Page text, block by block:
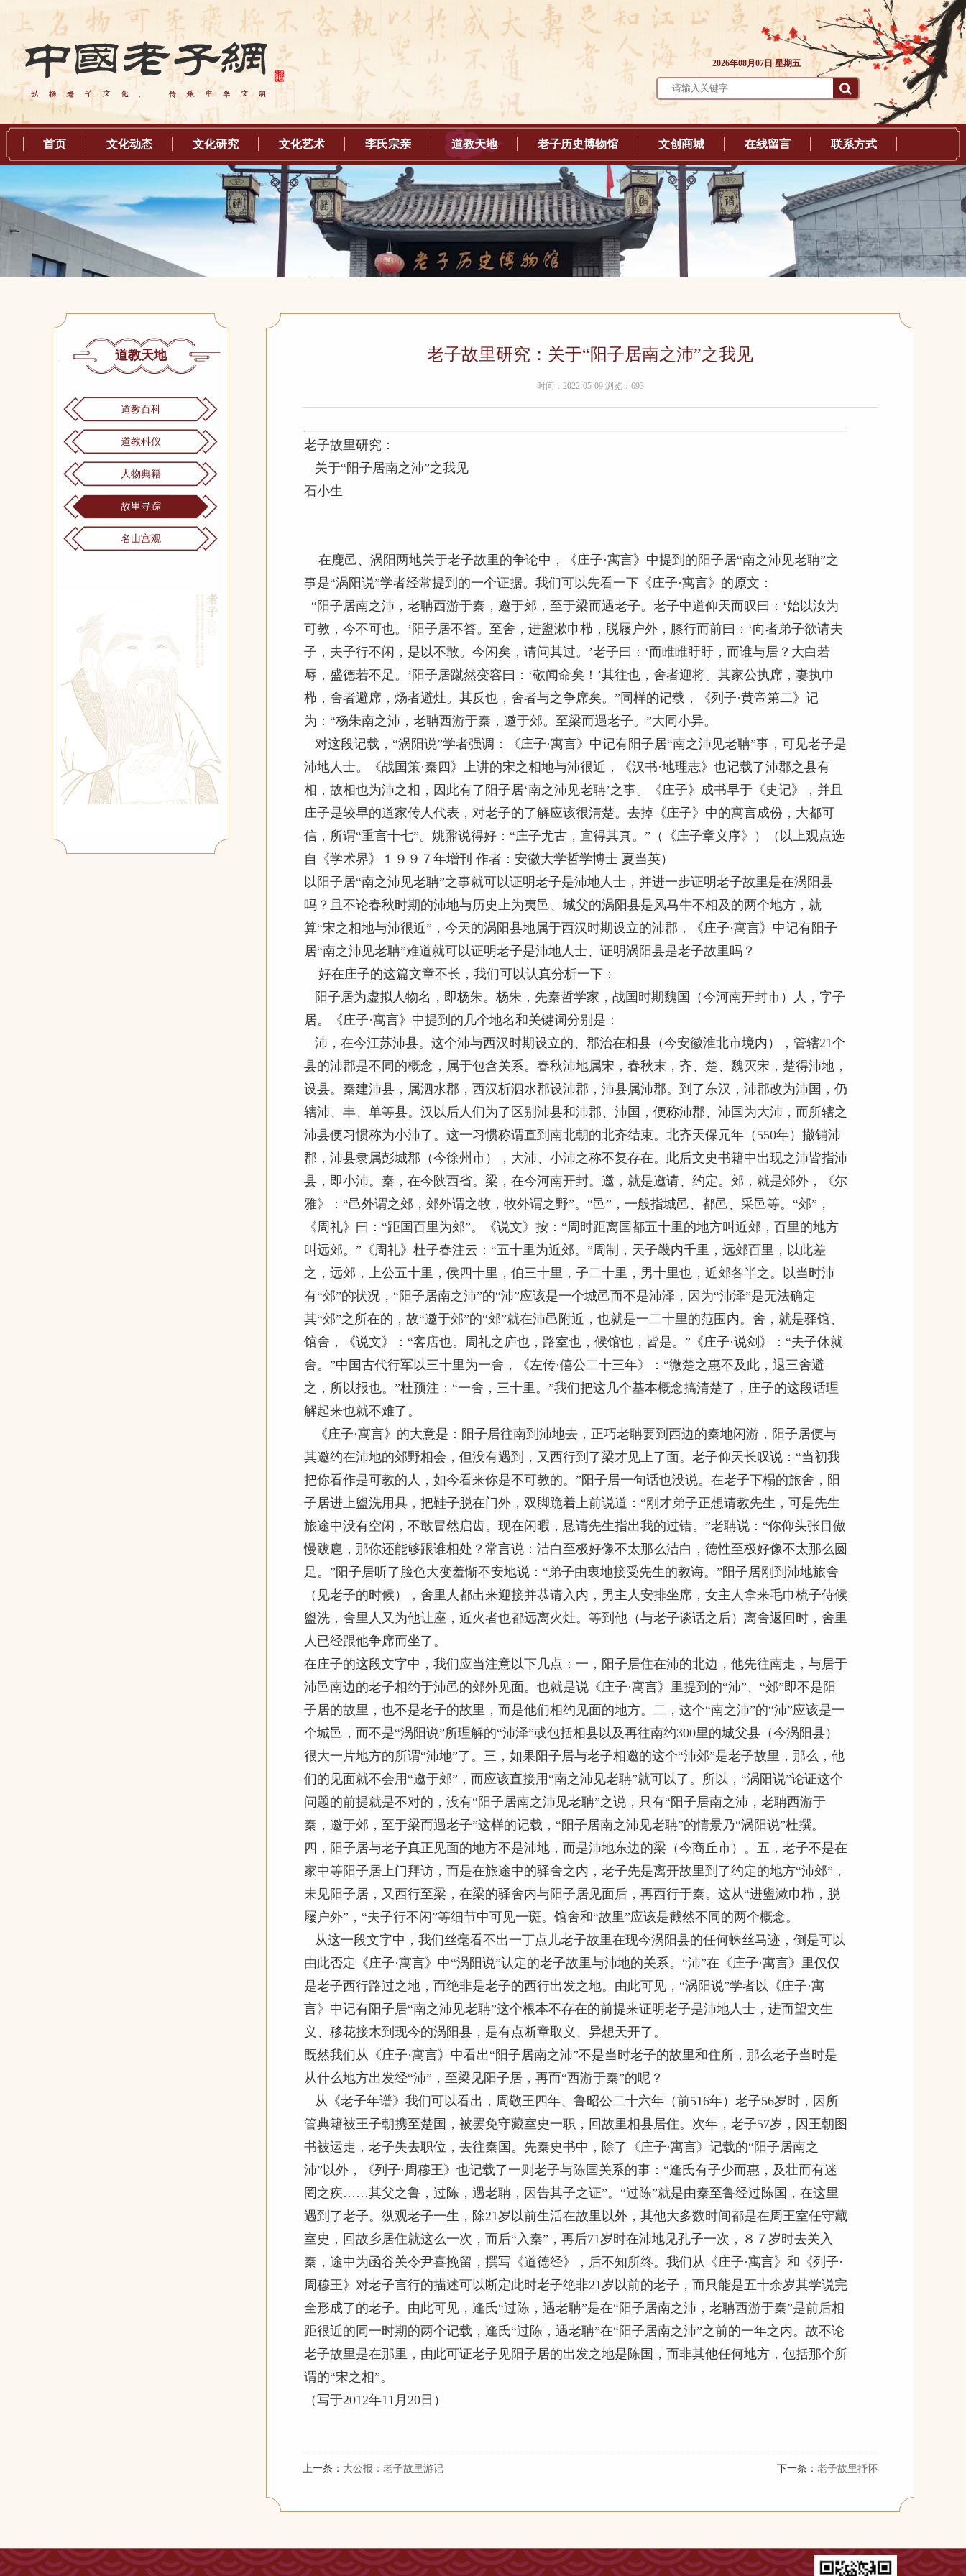
2026年08月07日 星期五
首页 文化动态 文化研究 文化艺术 李氏宗亲 道教天地 老子历史博物馆 文创商城 在线留言 联系方式
道教天地
道教百科
道教科仪
人物典籍
故里寻踪
名山宫观
老子故里研究：关于“阳子居南之沛”之我见
时间：2022-05-09 浏览：693
老子故里研究：
关于“阳子居南之沛”之我见
石小生
在鹿邑、涡阳两地关于老子故里的争论中，《庄子·寓言》中提到的阳子居“南之沛见老聃”之
事是“涡阳说”学者经常提到的一个证据。我们可以先看一下《庄子·寓言》的原文：
“阳子居南之沛，老聃西游于秦，邀于郊，至于梁而遇老子。老子中道仰天而叹曰：‘始以汝为
可教，今不可也。’阳子居不答。至舍，进盥漱巾栉，脱屦户外，膝行而前曰：‘向者弟子欲请夫
子，夫子行不闲，是以不敢。今闲矣，请问其过。’老子曰：‘而睢睢盱盱，而谁与居？大白若
辱，盛德若不足。’阳子居蹴然变容曰：‘敬闻命矣！’其往也，舍者迎将。其家公执席，妻执巾
栉，舍者避席，炀者避灶。其反也，舍者与之争席矣。”同样的记载，《列子·黄帝第二》记
为：“杨朱南之沛，老聃西游于秦，邀于郊。至梁而遇老子。”大同小异。
对这段记载，“涡阳说”学者强调：《庄子·寓言》中记有阳子居“南之沛见老聃”事，可见老子是
沛地人士。《战国策·秦四》上讲的宋之相地与沛很近，《汉书·地理志》也记载了沛郡之县有
相，故相也为沛之相，因此有了阳子居‘南之沛见老聃’之事。《庄子》成书早于《史记》，并且
庄子是较早的道家传人代表，对老子的了解应该很清楚。去掉《庄子》中的寓言成份，大都可
信，所谓“重言十七”。姚鼐说得好：“庄子尤古，宜得其真。”（《庄子章义序》）（以上观点选
自《学术界》１９９７年增刊 作者：安徽大学哲学博士 夏当英）
以阳子居“南之沛见老聃”之事就可以证明老子是沛地人士，并进一步证明老子故里是在涡阳县
吗？且不论春秋时期的沛地与历史上为夷邑、城父的涡阳县是风马牛不相及的两个地方，就
算“宋之相地与沛很近”，今天的涡阳县地属于西汉时期设立的沛郡，《庄子·寓言》中记有阳子
居“南之沛见老聃”难道就可以证明老子是沛地人士、证明涡阳县是老子故里吗？
好在庄子的这篇文章不长，我们可以认真分析一下：
阳子居为虚拟人物名，即杨朱。杨朱，先秦哲学家，战国时期魏国（今河南开封市）人，字子
居。《庄子·寓言》中提到的几个地名和关键词分别是：
沛，在今江苏沛县。这个沛与西汉时期设立的、郡治在相县（今安徽淮北市境内），管辖21个
县的沛郡是不同的概念，属于包含关系。春秋沛地属宋，春秋末，齐、楚、魏灭宋，楚得沛地，
设县。秦建沛县，属泗水郡，西汉析泗水郡设沛郡，沛县属沛郡。到了东汉，沛郡改为沛国，仍
辖沛、丰、单等县。汉以后人们为了区别沛县和沛郡、沛国，便称沛郡、沛国为大沛，而所辖之
沛县便习惯称为小沛了。这一习惯称谓直到南北朝的北齐结束。北齐天保元年（550年）撤销沛
郡，沛县隶属彭城郡（今徐州市），大沛、小沛之称不复存在。此后文史书籍中出现之沛皆指沛
县，即小沛。秦，在今陕西省。梁，在今河南开封。邀，就是邀请、约定。郊，就是郊外，《尔
雅》：“邑外谓之郊，郊外谓之牧，牧外谓之野”。“邑”，一般指城邑、都邑、采邑等。“郊”，
《周礼》曰：“距国百里为郊”。《说文》按：“周时距离国都五十里的地方叫近郊，百里的地方
叫远郊。”《周礼》杜子春注云：“五十里为近郊。”周制，天子畿内千里，远郊百里，以此差
之，远郊，上公五十里，侯四十里，伯三十里，子二十里，男十里也，近郊各半之。以当时沛
有“郊”的状况，“阳子居南之沛”的“沛”应该是一个城邑而不是沛泽，因为“沛泽”是无法确定
其“郊”之所在的，故“邀于郊”的“郊”就在沛邑附近，也就是一二十里的范围内。舍，就是驿馆、
馆舍，《说文》：“客店也。周礼之庐也，路室也，候馆也，皆是。”《庄子·说剑》：“夫子休就
舍。”中国古代行军以三十里为一舍，《左传·僖公二十三年》：“微楚之惠不及此，退三舍避
之，所以报也。”杜预注：“一舍，三十里。”我们把这几个基本概念搞清楚了，庄子的这段话理
解起来也就不难了。
《庄子·寓言》的大意是：阳子居往南到沛地去，正巧老聃要到西边的秦地闲游，阳子居便与
其邀约在沛地的郊野相会，但没有遇到，又西行到了梁才见上了面。老子仰天长叹说：“当初我
把你看作是可教的人，如今看来你是不可教的。”阳子居一句话也没说。在老子下榻的旅舍，阳
子居进上盥洗用具，把鞋子脱在门外，双脚跪着上前说道：“刚才弟子正想请教先生，可是先生
旅途中没有空闲，不敢冒然启齿。现在闲暇，恳请先生指出我的过错。”老聃说：“你仰头张目傲
慢跋扈，那你还能够跟谁相处？常言说：洁白至极好像不太那么洁白，德性至极好像不太那么圆
足。”阳子居听了脸色大变羞惭不安地说：“弟子由衷地接受先生的教诲。”阳子居刚到沛地旅舍
（见老子的时候），舍里人都出来迎接并恭请入内，男主人安排坐席，女主人拿来毛巾梳子侍候
盥洗，舍里人又为他让座，近火者也都远离火灶。等到他（与老子谈话之后）离舍返回时，舍里
人已经跟他争席而坐了。
在庄子的这段文字中，我们应当注意以下几点：一，阳子居住在沛的北边，他先往南走，与居于
沛邑南边的老子相约于沛邑的郊外见面。也就是说《庄子·寓言》里提到的“沛”、“郊”即不是阳
子居的故里，也不是老子的故里，而是他们相约见面的地方。二，这个“南之沛”的“沛”应该是一
个城邑，而不是“涡阳说”所理解的“沛泽”或包括相县以及再往南约300里的城父县（今涡阳县）
很大一片地方的所谓“沛地”了。三，如果阳子居与老子相邀的这个“沛郊”是老子故里，那么，他
们的见面就不会用“邀于郊”，而应该直接用“南之沛见老聃”就可以了。所以，“涡阳说”论证这个
问题的前提就是不对的，没有“阳子居南之沛见老聃”之说，只有“阳子居南之沛，老聃西游于
秦，邀于郊，至于梁而遇老子”这样的记载，“阳子居南之沛见老聃”的情景乃“涡阳说”杜撰。
四，阳子居与老子真正见面的地方不是沛地，而是沛地东边的梁（今商丘市）。五，老子不是在
家中等阳子居上门拜访，而是在旅途中的驿舍之内，老子先是离开故里到了约定的地方“沛郊”，
未见阳子居，又西行至梁，在梁的驿舍内与阳子居见面后，再西行于秦。这从“进盥漱巾栉，脱
屦户外”，“夫子行不闲”等细节中可见一斑。馆舍和“故里”应该是截然不同的两个概念。
从这一段文字中，我们丝毫看不出一丁点儿老子故里在现今涡阳县的任何蛛丝马迹，倒是可以
由此否定《庄子·寓言》中“涡阳说”认定的老子故里与沛地的关系。“沛”在《庄子·寓言》里仅仅
是老子西行路过之地，而绝非是老子的西行出发之地。由此可见，“涡阳说”学者以《庄子·寓
言》中记有阳子居“南之沛见老聃”这个根本不存在的前提来证明老子是沛地人士，进而望文生
义、移花接木到现今的涡阳县，是有点断章取义、异想天开了。
既然我们从《庄子·寓言》中看出“阳子居南之沛”不是当时老子的故里和住所，那么老子当时是
从什么地方出发经“沛”，至梁见阳子居，再而“西游于秦”的呢？
从《老子年谱》我们可以看出，周敬王四年、鲁昭公二十六年（前516年）老子56岁时，因所
管典籍被王子朝携至楚国，被罢免守藏室史一职，回故里相县居住。次年，老子57岁，因王朝图
书被运走，老子失去职位，去往秦国。先秦史书中，除了《庄子·寓言》记载的“阳子居南之
沛”以外，《列子·周穆王》也记载了一则老子与陈国关系的事：“逢氏有子少而惠，及壮而有迷
罔之疾……其父之鲁，过陈，遇老聃，因告其子之证”。“过陈”就是由秦至鲁经过陈国，在这里
遇到了老子。纵观老子一生，除21岁以前生活在故里以外，其他大多数时间都是在周王室任守藏
室史，回故乡居住就这么一次，而后“入秦”，再后71岁时在沛地见孔子一次，８７岁时去关入
秦，途中为函谷关令尹喜挽留，撰写《道德经》，后不知所终。我们从《庄子·寓言》和《列子·
周穆王》对老子言行的描述可以断定此时老子绝非21岁以前的老子，而只能是五十余岁其学说完
全形成了的老子。由此可见，逢氏“过陈，遇老聃”是在“阳子居南之沛，老聃西游于秦”是前后相
距很近的同一时期的两个记载，逢氏“过陈，遇老聃”在“阳子居南之沛”之前的一年之内。故不论
老子故里是在那里，由此可证老子见阳子居的出发之地是陈国，而非其他任何地方，包括那个所
谓的“宋之相”。
（写于2012年11月20日）
上一条： 大公报：老子故里游记 下一条： 老子故里抒怀